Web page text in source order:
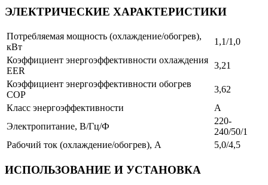
ЭЛЕКТРИЧЕСКИЕ ХАРАКТЕРИСТИКИ
Потребляемая мощность (охлаждение/обогрев),
кВт
1,1/1,0
Коэффициент энергоэффективности охлаждения
EER
3,21
Коэффициент энергоэффективности обогрев
COP
3,62
Класс энергоэффективности
А
Электропитание, В/Гц/Ф
220-
240/50/1
Рабочий ток (охлаждение/обогрев), А
5,0/4,5
ИСПОЛЬЗОВАНИЕ И УСТАНОВКА